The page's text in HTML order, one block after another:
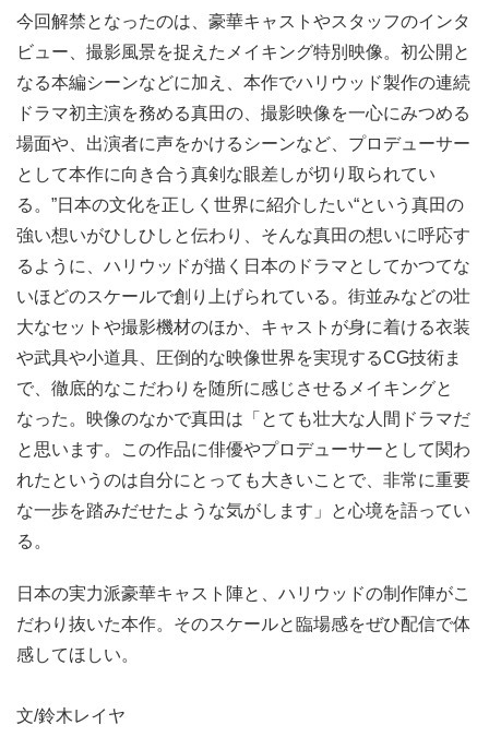
今回解禁となったのは、豪華キャストやスタッフのインタ
ビュー、撮影風景を捉えたメイキング特別映像。初公開と
なる本編シーンなどに加え、本作でハリウッド製作の連続
ドラマ初主演を務める真田の、撮影映像を一心にみつめる
場面や、出演者に声をかけるシーンなど、プロデューサー
として本作に向き合う真剣な眼差しが切り取られてい
る。”日本の文化を正しく世界に紹介したい“という真田の
強い想いがひしひしと伝わり、そんな真田の想いに呼応す
るように、ハリウッドが描く日本のドラマとしてかつてな
いほどのスケールで創り上げられている。街並みなどの壮
大なセットや撮影機材のほか、キャストが身に着ける衣装
や武具や小道具、圧倒的な映像世界を実現するCG技術ま
で、徹底的なこだわりを随所に感じさせるメイキングと
なった。映像のなかで真田は「とても壮大な人間ドラマだ
と思います。この作品に俳優やプロデューサーとして関わ
れたというのは自分にとっても大きいことで、非常に重要
な一歩を踏みだせたような気がします」と心境を語ってい
る。
日本の実力派豪華キャスト陣と、ハリウッドの制作陣がこ
だわり抜いた本作。そのスケールと臨場感をぜひ配信で体
感してほしい。
文/鈴木レイヤ